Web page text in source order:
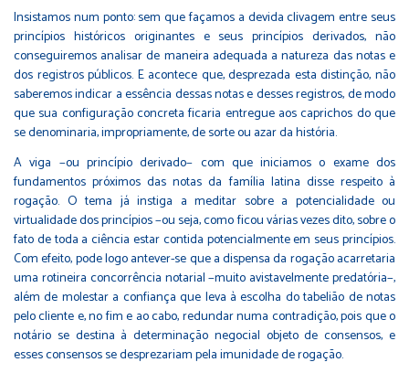
Insistamos num ponto: sem que façamos a devida clivagem entre seus
princípios históricos originantes e seus princípios derivados, não
conseguiremos analisar de maneira adequada a natureza das notas e
dos registros públicos. E acontece que, desprezada esta distinção, não
saberemos indicar a essência dessas notas e desses registros, de modo
que sua configuração concreta ficaria entregue aos caprichos do que
se denominaria, impropriamente, de sorte ou azar da história.
A viga −ou princípio derivado− com que iniciamos o exame dos
fundamentos próximos das notas da família latina disse respeito à
rogação. O tema já instiga a meditar sobre a potencialidade ou
virtualidade dos princípios −ou seja, como ficou várias vezes dito, sobre o
fato de toda a ciência estar contida potencialmente em seus princípios.
Com efeito, pode logo antever-se que a dispensa da rogação acarretaria
uma rotineira concorrência notarial −muito avistavelmente predatória−,
além de molestar a confiança que leva à escolha do tabelião de notas
pelo cliente e, no fim e ao cabo, redundar numa contradição, pois que o
notário se destina à determinação negocial objeto de consensos, e
esses consensos se desprezariam pela imunidade de rogação.